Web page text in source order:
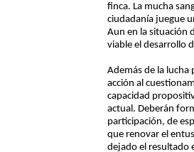
finca. La mucha
ciudadanía juegue
Aun en la situación
viable el desarrollo
Además de la
acción al
capacidad
actual. Deberán
participación, de
que renovar el
dejado el resultado